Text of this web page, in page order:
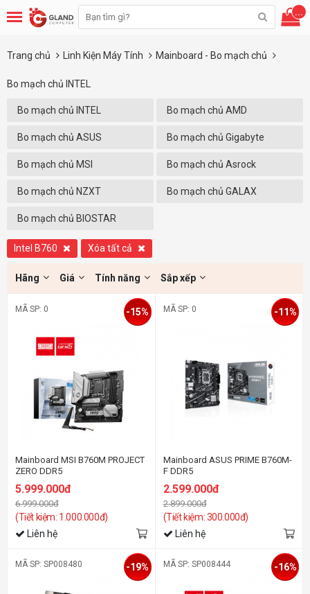
...
Trang chủ Linh Kiện Máy Tính Mainboard - Bo mạch chủ
Bo mạch chủ INTEL
Bo mạch chủ INTEL Bo mạch chủ AMD
Bo mạch chủ ASUS Bo mạch chủ Gigabyte
Bo mạch chủ MSI Bo mạch chủ Asrock
Bo mạch chủ NZXT Bo mạch chủ GALAX
Bo mạch chủ BIOSTAR
Intel B760 Xóa tất cả
Hãng Giá Tính năng Sắp xếp
MÃ SP: 0
Mainboard MSI B760M PROJECT
ZERO DDR5
5.999.000đ
6.999.000đ
(Tiết kiệm: 1.000.000đ)
-15%
Liên hệ
MÃ SP: 0
Mainboard ASUS PRIME B760M-
F DDR5
2.599.000đ
2.899.000đ
(Tiết kiệm: 300.000đ)
-11%
Liên hệ
MÃ SP: SP008480 -19% MÃ SP: SP008444 -16%